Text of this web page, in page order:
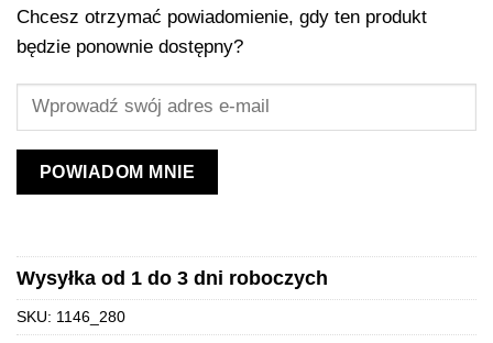
Chcesz otrzymać powiadomienie, gdy ten produkt
będzie ponownie dostępny?
POWIADOM MNIE
Wysyłka od 1 do 3 dni roboczych
SKU: 1146_280